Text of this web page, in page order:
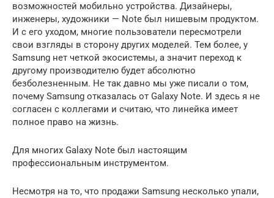
возможностей мобильно устройства. Дизайнеры,
инженеры, художники — Note был нишевым продуктом.
И с его уходом, многие пользователи пересмотрели
свои взгляды в сторону других моделей. Тем более, у
Samsung нет четкой экосистемы, а значит переход к
другому производителю будет абсолютно
безболезненным. Не так давно мы уже писали о том,
почему Samsung отказалась от Galaxy Note. И здесь я не
согласен с коллегами и считаю, что линейка имеет
полное право на жизнь.
Для многих Galaxy Note был настоящим
профессиональным инструментом.
Несмотря на то, что продажи Samsung несколько упали,